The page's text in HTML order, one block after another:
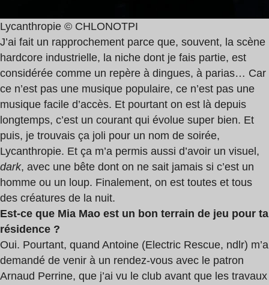
Lycanthropie © CHLONOTPI
J’ai fait un rapprochement parce que, souvent, la scène
hardcore industrielle, la niche dont je fais partie, est
considérée comme un repère à dingues, à parias… Car
ce n’est pas une musique populaire, ce n’est pas une
musique facile d’accès. Et pourtant on est là depuis
longtemps, c’est un courant qui évolue super bien. Et
puis, je trouvais ça joli pour un nom de soirée,
Lycanthropie. Et ça m’a permis aussi d’avoir un visuel,
dark, avec une bête dont on ne sait jamais si c’est un
homme ou un loup. Finalement, on est toutes et tous
des créatures de la nuit.
Est-ce que Mia Mao est un bon terrain de jeu pour ta
résidence ?
Oui. Pourtant, quand Antoine (Electric Rescue, ndlr) m’a
demandé de venir à un rendez-vous avec le patron
Arnaud Perrine, que j’ai vu le club avant que les travaux